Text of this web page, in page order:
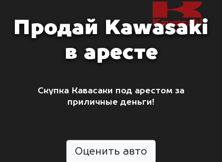
Продай Kawasaki
в аресте
Скупка Кавасаки под арестом за
приличные деньги!
Оценить авто